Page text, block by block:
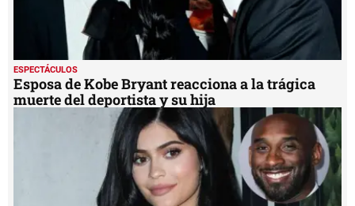
ESPECTÁCULOS
Esposa de Kobe Bryant reacciona a la trágica
muerte del deportista y su hija